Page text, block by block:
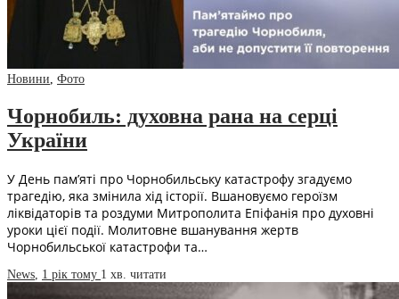
Новини Фото
Чорнобиль: духовна рана на серці
України
У День пам’яті про Чорнобильську катастрофу згадуємо
трагедію, яка змінила хід історії. Вшановуємо героїзм
ліквідаторів та роздуми Митрополита Епіфанія про духовні
уроки цієї події.​ Молитовне вшанування жертв
Чорнобильської катастрофи та…
News 1 рік тому 1 хв. читати